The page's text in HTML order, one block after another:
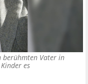
berühmten Vater in
es